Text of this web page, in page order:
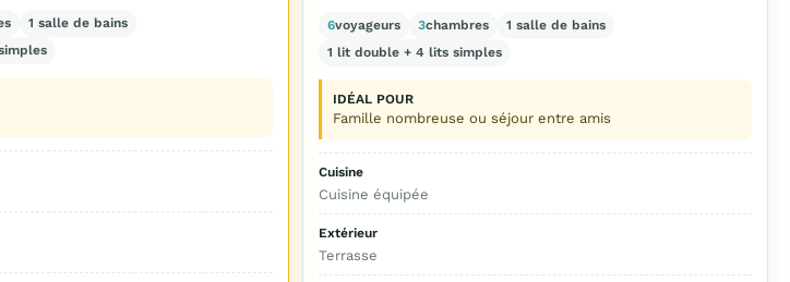
6voyageurs 3chambres
1 salle de bains
1 lit double + 4 lits simples
IDÉAL POUR
Famille nombreuse ou séjour entre amis
Cuisine
Cuisine équipée
Extérieur
Terrasse
1 salle de bains